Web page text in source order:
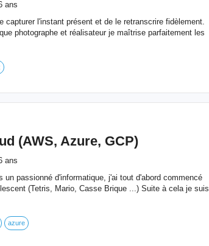
ans
capturer l'instant présent et de le retranscrire fidèlement.
photographe et réalisateur je maîtrise parfaitement les
(AWS, Azure, GCP)
ans
un passionné d'informatique, j'ai tout d'abord commencé
(Tetris, Mario, Casse Brique ...) Suite à cela je suis
azure